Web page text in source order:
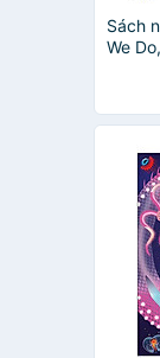
Sách
We